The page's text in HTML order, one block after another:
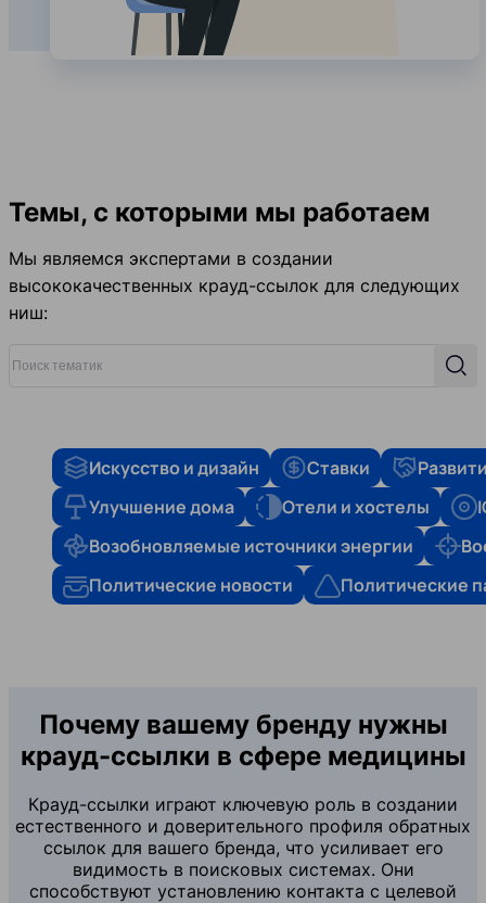
Темы, с которыми мы работаем
Мы являемся экспертами в создании
высококачественных крауд-ссылок для следующих
ниш:
Искусство и дизайн Ставки
Улучшение дома
Отели и хостелы
Возобновляемые источники энергии
Политические новости
Политические
Почему вашему бренду нужны
крауд-ссылки в сфере медицины
Крауд-ссылки играют ключевую роль в создании
естественного и доверительного профиля обратных
ссылок для вашего бренда, что усиливает его
видимость в поисковых системах. Они
способствуют установлению контакта с целевой